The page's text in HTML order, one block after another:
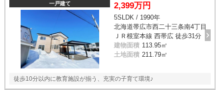
一戸建て 2,399万円
5SLDK / 1990年
北海道帯広市西二十三条南4丁目
ＪＲ根室本線 西帯広 徒歩31分
建物面積 113.95㎡
土地面積 211.79㎡
徒歩10分以内に教育施設が揃う、充実の子育て環境♪